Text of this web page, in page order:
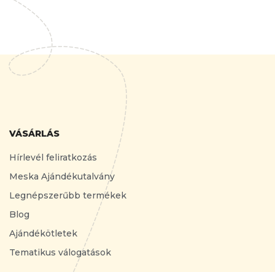
VÁSÁRLÁS
Hírlevél feliratkozás
Meska Ajándékutalvány
Legnépszerűbb termékek
Blog
Ajándékötletek
Tematikus válogatások